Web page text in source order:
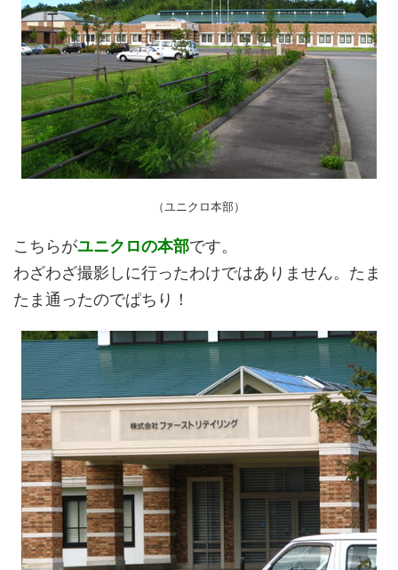
（ユニクロ本部）
こちらがユニクロの本部です。
わざわざ撮影しに行ったわけではありません。たま
たま通ったのでぱちり！